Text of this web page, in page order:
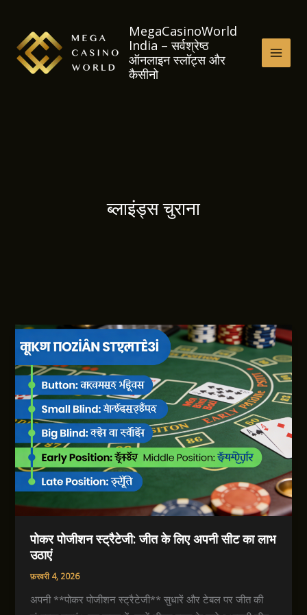
content
MegaCasinoWorld
India – सर्वश्रेष्ठ
ऑनलाइन स्लॉट्स और
कैसीनो
ब्लाइंड्स चुराना
पोकर पोजीशन स्ट्रैटेजी: जीत के लिए अपनी सीट का लाभ
उठाएं
फ़रवरी 4, 2026
अपनी **पोकर पोजीशन स्ट्रैटेजी** सुधारें और टेबल पर जीत की